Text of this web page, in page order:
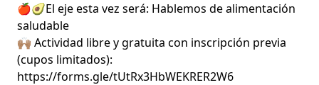
🍎🥑El eje esta vez será: Hablemos de alimentación
saludable
🙌🏽 Actividad libre y gratuita con inscripción previa
(cupos limitados):
https://forms.gle/tUtRx3HbWEKRER2W6